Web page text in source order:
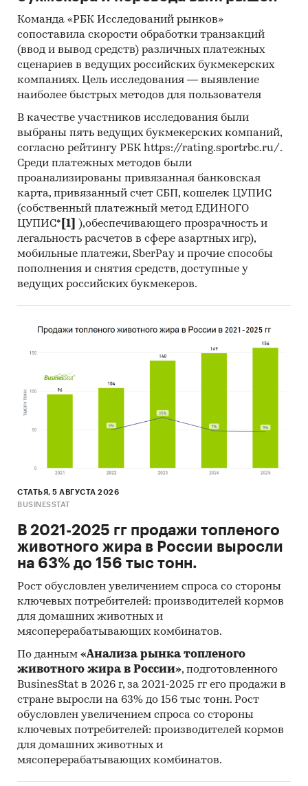
Отчет отражает мнение авторов и не является
инвестиционной рекомендацией
Категории: Потребительские товары / ... /
Ягоды / Виноград
Сельское хозяйство / ... / Ягоды / Виноград
Промышленность / ... / Ягоды / Виноград
Россия
Пандемия
Команда «РБК Исследований рынков»
сопоставила скорости обработки транзакций
(ввод и вывод средств) различных платежных
сценариев в ведущих российских букмекерских
компаниях. Цель исследования — выявление
наиболее быстрых методов для пользователя
В качестве участников исследования были
выбраны пять ведущих букмекерских компаний,
согласно рейтингу РБК https://rating.sportrbc.ru/.
Среди платежных методов были
проанализированы привязанная банковская
карта, привязанный счет СБП, кошелек ЦУПИС
(собственный платежный метод ЕДИНОГО
ЦУПИС* [1]
),обеспечивающего прозрачность и
легальность расчетов в сфере азартных игр),
мобильные платежи, SberPay и прочие способы
пополнения и снятия средств, доступные у
ведущих российских букмекеров.
СТАТЬЯ, 5 АВГУСТА 2026
BUSINESSTAT
В 2021-2025 гг продажи топленого
животного жира в России выросли
на 63% до 156 тыс тонн.
Рост обусловлен увеличением спроса со стороны
ключевых потребителей: производителей кормов
для домашних животных и
мясоперерабатывающих комбинатов.
По данным «Анализа рынка топленого
животного жира в России», подготовленного
BusinesStat в 2026 г, за 2021-2025 гг его продажи в
стране выросли на 63% до 156 тыс тонн. Рост
обусловлен увеличением спроса со стороны
ключевых потребителей: производителей кормов
для домашних животных и
мясоперерабатывающих комбинатов.